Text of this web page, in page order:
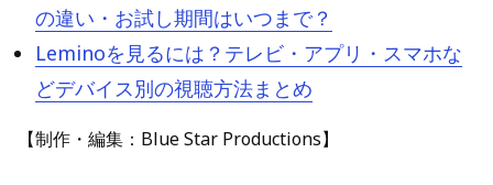
の違い・お試し期間はいつまで？
Leminoを見るには？テレビ・アプリ・スマホな
どデバイス別の視聴方法まとめ
【制作・編集：Blue Star Productions】